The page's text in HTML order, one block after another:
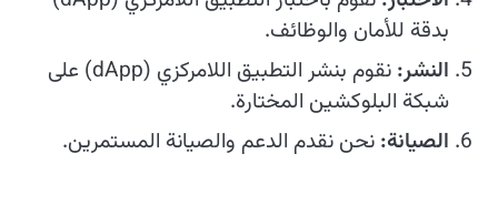
بدقة للأمان والوظائف.
النشر:
نقوم بنشر التطبيق اللامركزي (dApp) على
شبكة البلوكشين المختارة.
الصيانة: نحن نقدم الدعم والصيانة المستمرين.